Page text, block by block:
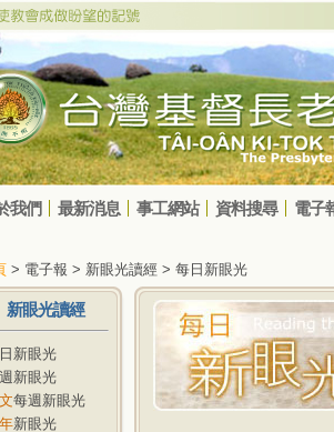
我們 最新消息 事工網站 資料搜尋 電子
> 電子報 > 新眼光讀經 > 每日新眼光
新眼光讀經
新眼光
新眼光
每週新眼光
新眼光